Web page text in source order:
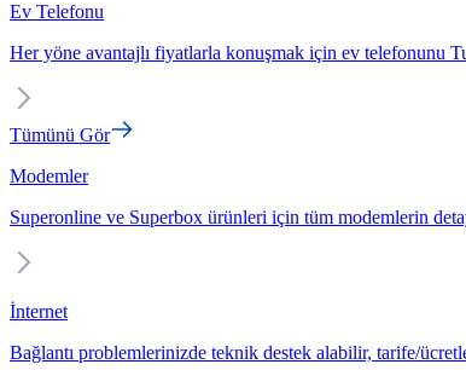
Ev Telefonu
Her yöne avantajlı fiyatlarla konuşmak için ev telefonunu
Tümünü Gör
Modemler
Superonline ve Superbox ürünleri için tüm modemlerin
İnternet
Bağlantı problemlerinizde teknik destek alabilir, tarife/